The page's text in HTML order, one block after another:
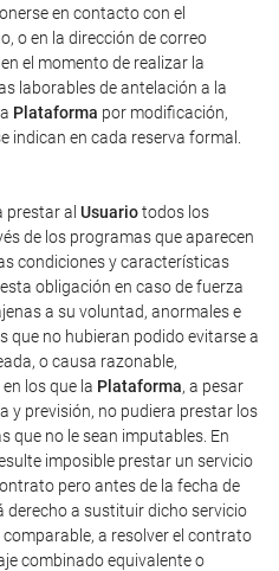
en contacto con el
o en la dirección de correo
en el momento de realizar la
laborables de antelación a la
Plataforma por modificación,
indican en cada reserva formal.
prestar al Usuariotodos los
de los programas que aparecen
condiciones y características
obligación en caso de fuerza
a su voluntad, anormales e
que no hubieran podido evitarse a
o causa razonable,
los que la Plataforma, a pesar
y previsión, no pudiera prestar los
que no le sean imputables. En
imposible prestar un servicio
pero antes de la fecha de
derecho a sustituir dicho servicio
a resolver el contrato
combinado equivalente o